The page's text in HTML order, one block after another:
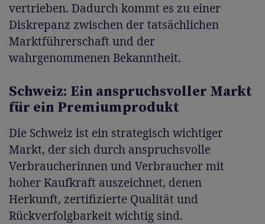
vertrieben. Dadurch kommt es zu einer
Diskrepanz zwischen der tatsächlichen
Marktführerschaft und der
wahrgenommenen Bekanntheit.
Schweiz: Ein anspruchsvoller Markt
für ein Premiumprodukt
Die Schweiz ist ein strategisch wichtiger
Markt, der sich durch anspruchsvolle
Verbraucherinnen und Verbraucher mit
hoher Kaufkraft auszeichnet, denen
Herkunft, zertifizierte Qualität und
Rückverfolgbarkeit wichtig sind.